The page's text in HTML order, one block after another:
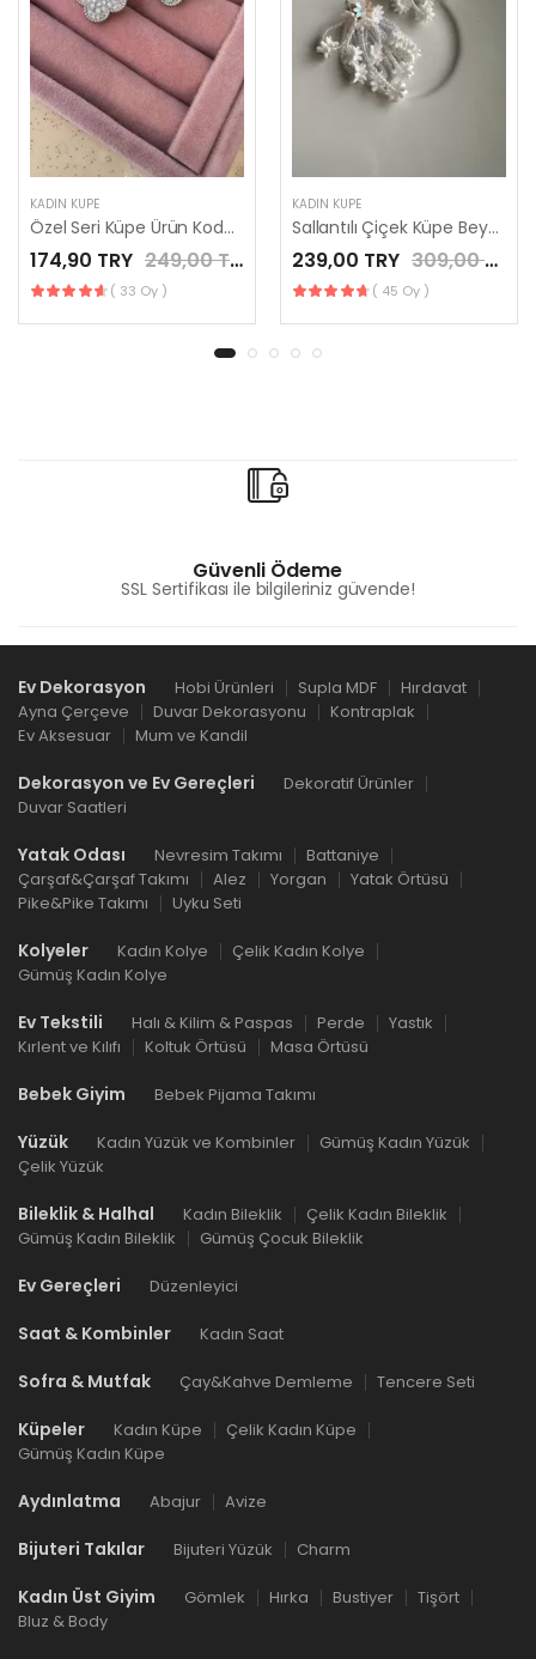
KADIN KÜPE
Özel Seri Küpe Ürün Kodu: EN0055
174,90 TRY 249,00 TRY
( 33 Oy )
KADIN KÜPE
Sallantılı Çiçek Küpe Beyaz EN0220
239,00 TRY 309,00 TRY
( 45 Oy )
Güvenli Ödeme
SSL Sertifikası ile bilgileriniz güvende!
Ev Dekorasyon Hobi Ürünleri Supla MDF
Hırdavat
Ayna Çerçeve
Duvar Dekorasyonu
Kontraplak
Ev Aksesuar
Mum ve Kandil
Dekorasyon ve Ev Gereçleri
Dekoratif Ürünler
Duvar Saatleri
Yatak Odası Nevresim Takımı
Battaniye
Çarşaf&Çarşaf Takımı
Alez Yorgan
Yatak Örtüsü
Pike&Pike Takımı
Uyku Seti
Kolyeler Kadın Kolye
Çelik Kadın Kolye
Gümüş Kadın Kolye
Ev Tekstili Halı & Kilim & Paspas Perde
Yastık
Kırlent ve Kılıfı
Koltuk Örtüsü Masa Örtüsü
Bebek Giyim Bebek Pijama Takımı
Yüzük Kadın Yüzük ve Kombinler
Gümüş Kadın Yüzük
Çelik Yüzük
Bileklik & Halhal Kadın Bileklik
Çelik Kadın Bileklik
Gümüş Kadın Bileklik
Gümüş Çocuk Bileklik
Ev Gereçleri Düzenleyici
Saat & Kombinler Kadın Saat
Sofra & Mutfak Çay&Kahve Demleme Tencere Seti
Küpeler Kadın Küpe
Çelik Kadın Küpe
Gümüş Kadın Küpe
Aydınlatma Abajur Avize
Bijuteri Takılar Bijuteri Yüzük Charm
Kadın Üst Giyim Gömlek Hırka Bustiyer
Tişört
Bluz & Body